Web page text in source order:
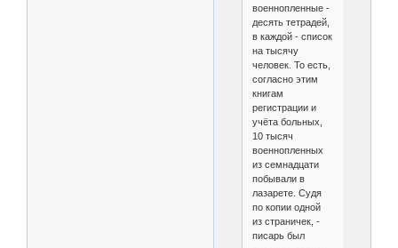
военнопленные -
десять тетрадей,
в каждой - список
на тысячу
человек. То есть,
согласно этим
книгам
регистрации и
учёта больных,
10 тысяч
военнопленных
из семнадцати
побывали в
лазарете. Судя
по копии одной
из страничек, -
писарь был